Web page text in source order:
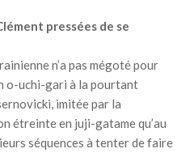
pressées de se
n’a pas mégoté pour
o-uchi-gari à la pourtant
imitée par la
étreinte en juji-gatame qu’au
séquences à tenter de faire